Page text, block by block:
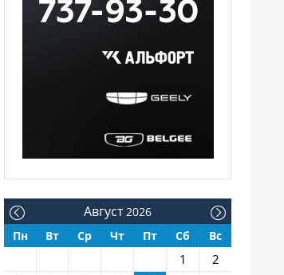
Август 2026
Пн
Вт Ср Чт Пт Сб Вс
1
2